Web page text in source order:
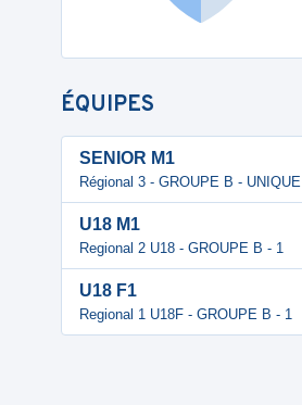
ÉQUIPES
SENIOR M1
Régional 3 - GROUPE B - UNIQUE
U18 M1
Regional 2 U18 - GROUPE B - 1
U18 F1
Regional 1 U18F - GROUPE B - 1